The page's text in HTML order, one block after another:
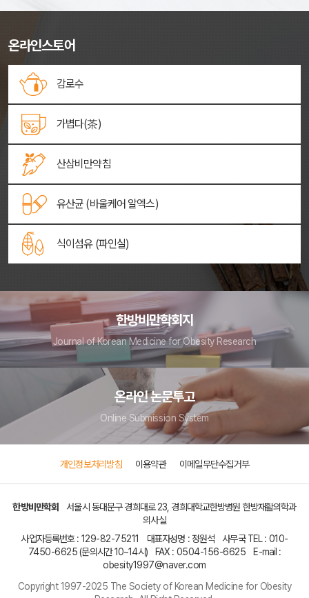
온라인스토어
감로수
가볍다(茶)
산삼비만약침
유산균 (바울케어 알엑스)
식이섬유 (파인실)
한방비만학회지
Journal of Korean Medicine for Obesity Research
온라인 논문투고
Online Submission System
개인정보처리방침 이용약관 이메일무단수집거부
한방비만학회
서울시 동대문구 경희대로 23, 경희대학교한방병원 한방재활의학과
의사실
사업자등록번호 : 129-82-75211 대표자성명 : 정원석 사무국 TEL : 010-
7450-6625(문의시간 10~14시) FAX : 0504-156-6625
E-mail :
obesity1997@naver.com
Copyright 1997-2025 The Society of Korean Medicine for Obesity